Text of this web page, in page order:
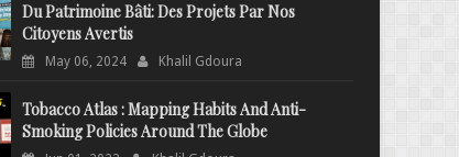
Du Patrimoine Bâti: Des Projets Par Nos
Citoyens Avertis
May 06, 2024 Khalil Gdoura
Tobacco Atlas : Mapping Habits And Anti-
Smoking Policies Around The Globe